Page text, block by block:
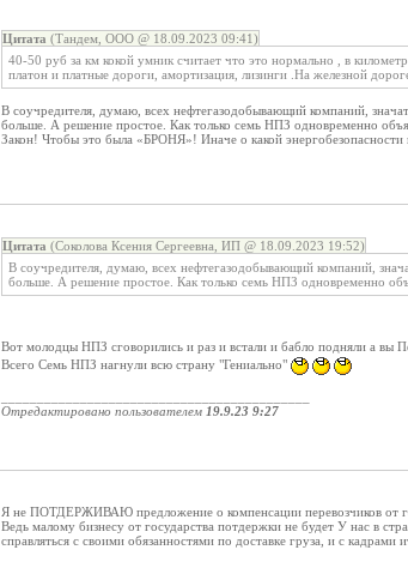
Цитата (Тандем, ООО @ 18.09.2023 09:41)
40-50 руб за км кокой умник считает что это нормально , в
платон и платные дороги, амортизация, лизинги .На железной
В соучредителя, думаю, всех нефтегазодобывающий компаний,
больше. А решение простое. Как только семь НПЗ одновременно
Закон! Чтобы это была «БРОНЯ»! Иначе о какой энергобезопасности
Цитата (Соколова Ксения Сергеевна, ИП @ 18.09.2023 19:52)
В соучредителя, думаю, всех нефтегазодобывающий компаний,
больше. А решение простое. Как только семь НПЗ одновременно
Вот молодцы НПЗ сговорились и раз и встали и бабло подняли а вы
Всего Семь НПЗ нагнули всю страну "Гениально"
Отредактировано пользователем 19.9.23 9:27
Я не ПОТДЕРЖИВАЮ предложение о компенсации перевозчиков от
Ведь малому бизнесу от государства потдержки не будет У нас в
справляться с своими обязанностями по доставке груза, и с